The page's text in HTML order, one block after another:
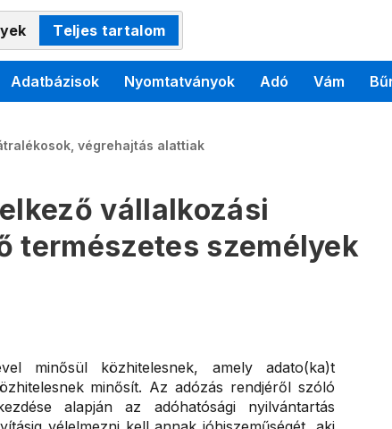
Teljes tartalom
Adatbázisok Nyomtatványok Adó Vám
végrehajtás alattiak
vállalkozási
természetes személyek
minősül közhitelesnek, amely adato(ka)t
minősít. Az adózás rendjéről szóló
alapján az adóhatósági nyilvántartás